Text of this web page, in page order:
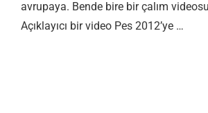
avrupaya. Bende bire bir çalım
Açıklayıcı bir video Pes 2012’ye …